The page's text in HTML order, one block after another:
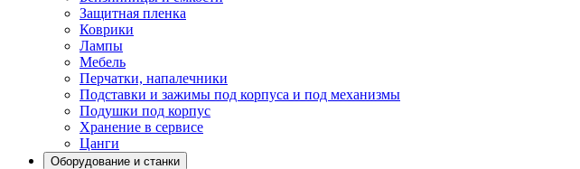
Защитная пленка
Коврики
Лампы
Мебель
Перчатки, напалечники
Подставки и зажимы под корпуса и под механизмы
Подушки под корпус
Хранение в сервисе
Цанги
Оборудование и станки